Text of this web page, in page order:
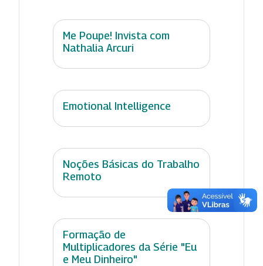
Me Poupe! Invista com
Nathalia Arcuri
Emotional Intelligence
Noções Básicas do Trabalho
Remoto
Formação de
Multiplicadores da Série "Eu
e Meu Dinheiro"